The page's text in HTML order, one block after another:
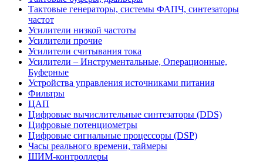
Тактовые генераторы, системы ФАПЧ, синтезаторы
частот
Усилители низкой частоты
Усилители прочие
Усилители считывания тока
Усилители – Инструментальные, Операционные,
Буферные
Устройства управления источниками питания
Фильтры
ЦАП
Цифровые вычислительные синтезаторы (DDS)
Цифровые потенциометры
Цифровые сигнальные процессоры (DSP)
Часы реального времени, таймеры
ШИМ-контроллеры